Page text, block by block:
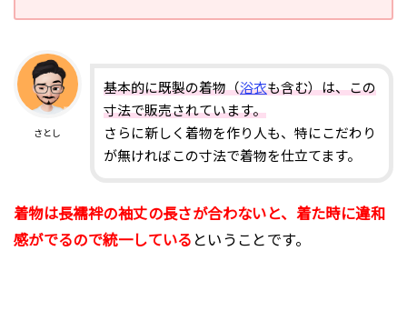
さとし
基本的に既製の着物（浴衣も含む）は、この
寸法で販売されています。
さらに新しく着物を作り人も、特にこだわり
が無ければこの寸法で着物を仕立てます。
着物は長襦袢の袖丈の長さが合わないと、着た時に違和
感がでるので統一している ということです。